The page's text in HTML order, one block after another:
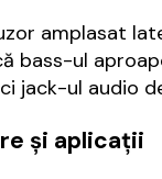
amplasat
bass-ul
jack-ul audio
și aplicații